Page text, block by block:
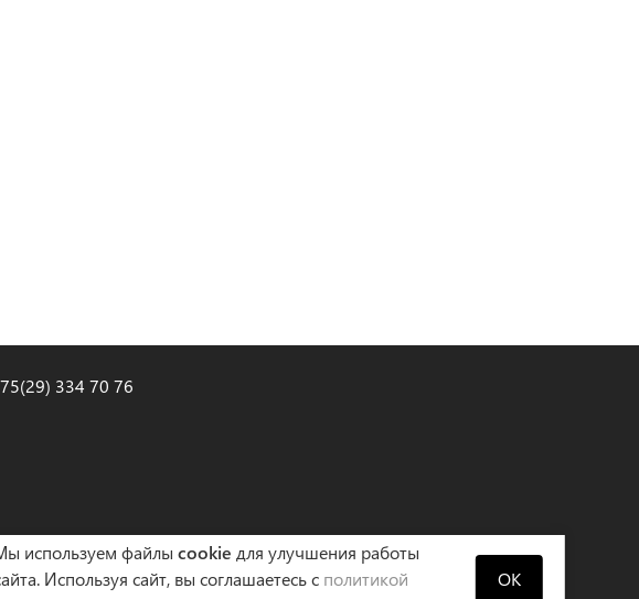
334 70 76
Политика конфиденциальности
используем файлыcookie для улучшения работы
Используя сайт, вы соглашаетесь с политикой
OK